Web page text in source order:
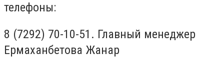
телефоны:
8 (7292) 70-10-51. Главный менеджер
Ермаханбетова Жанар